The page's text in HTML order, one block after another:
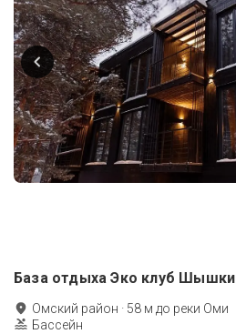
База отдыха Эко клуб Шышки
Омский район · 58 м до реки Оми
Бассейн